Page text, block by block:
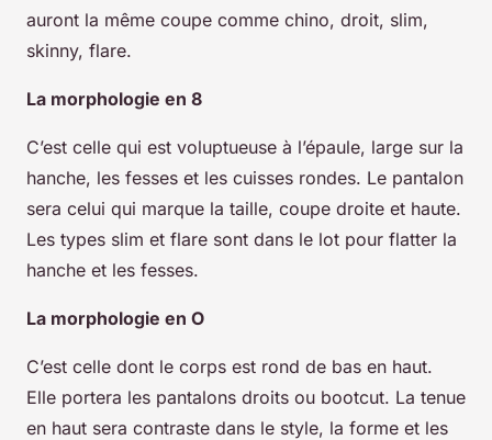
auront la même coupe comme chino, droit, slim,
skinny, flare.
La morphologie en 8
C’est celle qui est voluptueuse à l’épaule, large sur la
hanche, les fesses et les cuisses rondes. Le pantalon
sera celui qui marque la taille, coupe droite et haute.
Les types slim et flare sont dans le lot pour flatter la
hanche et les fesses.
La morphologie en O
C’est celle dont le corps est rond de bas en haut.
Elle portera les pantalons droits ou bootcut. La tenue
en haut sera contraste dans le style, la forme et les